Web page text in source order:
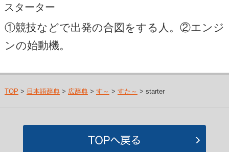
スターター
①競技などで出発の合図をする人。②エンジ
ンの始動機。
TOP > 日本語辞典> 広辞典> す～ > すた～ > starter